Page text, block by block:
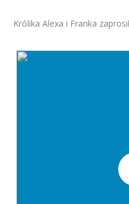
Królika Alexa i Franka